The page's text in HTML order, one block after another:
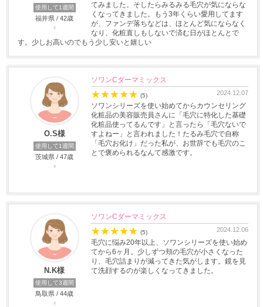
使用して1週間
福井県 / 42歳
♀
てみました。そしたらみるみる毛穴が気にならな
くなってきました。もう3年くらい愛用してます
が、ファンデ落ちなどは、ほとんど気にならなく
なり、化粧直しもしないで済む日がほとんとで
す。少しお高いのでもう少し安いと嬉しい
O.S様
使用して1週間
茨城県 / 47歳
♀
ソワンCダーマミックス
★★★★★ (5) 2024.12.07
ソワンシリーズを使い始めてからカウンセリング
化粧品の美容販売員さんに「毛穴に特化した基礎
化粧品使ってるんです」と言ったら「毛穴ないで
すよねー」と言われました！たるみ毛穴で自称
「毛穴お化け」だった私が、お世辞でも毛穴のこ
とで褒められるなんて感激です。
N.K様
使用して3週間
鳥取県 / 44歳
♀
ソワンCダーマミックス
★★★★★ (5) 2024.12.06
毛穴に悩み20年以上、ソワンシリーズを使い始め
てから6ヶ月。少しずつ頬の毛穴が小さくなった
り、毛穴詰まりが減ってきた気がします。鏡を見
て洗顔するのが楽しくなってきました。